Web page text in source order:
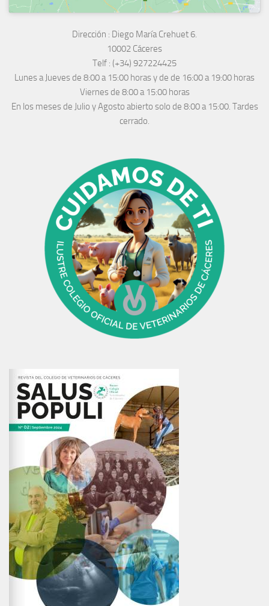
Dirección : Diego María Crehuet 6.
10002 Cáceres
Telf : (+34) 927224425
Lunes a Jueves de 8:00 a 15:00 horas y de de 16:00 a 19:00 horas
Viernes de 8:00 a 15:00 horas
En los meses de Julio y Agosto abierto solo de 8:00 a 15:00. Tardes
cerrado.